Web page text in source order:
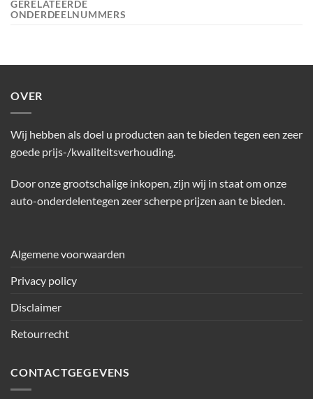
GERELATEERDE
ONDERDEELNUMMERS
OVER
Wij hebben als doel u producten aan te bieden tegen een zeer
goede prijs-/kwaliteitsverhouding.
Door onze grootschalige inkopen, zijn wij in staat om onze
auto-onderdelentegen zeer scherpe prijzen aan te bieden.
Algemene voorwaarden
Privacy policy
Disclaimer
Retourrecht
CONTACTGEGEVENS